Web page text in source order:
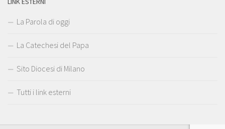
La Parola di oggi
La Catechesi del Papa
Sito Diocesi di Milano
Tutti i link esterni